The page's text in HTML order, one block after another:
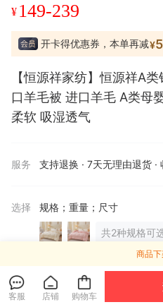
¥ 149-239
开卡得优惠券，本单再减¥5
【恒源祥家纺】恒源祥A
口羊毛被 进口羊毛 A类母
柔软 吸湿透气
服务 支持退换 · 7天无理由退货 ·
选择 规格；重量；尺寸
共2种规格可
有间全球购
企业认证
商品
客服 店铺 购物车